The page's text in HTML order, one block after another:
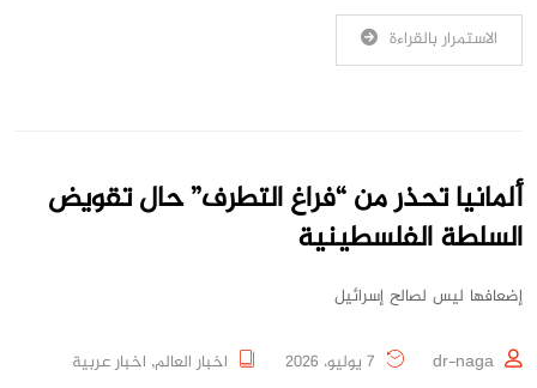
الاستمرار بالقراءة
ألمانيا تحذر من “فراغ التطرف” حال تقويض
السلطة الفلسطينية
إضعافها ليس لصالح إسرائيل
dr-naga اخبار العالم, اخبار عربية